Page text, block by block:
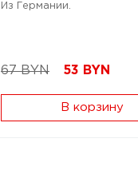
Из Германии.
67 BYN 53 BYN
В корзину